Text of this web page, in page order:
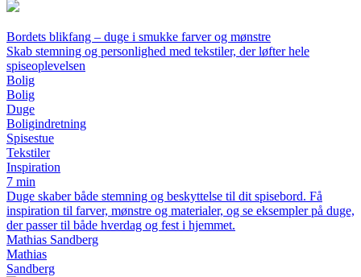
Bordets blikfang – duge i smukke farver og mønstre
Skab stemning og personlighed med tekstiler, der løfter hele
spiseoplevelsen
Bolig
Bolig
Duge
Boligindretning
Spisestue
Tekstiler
Inspiration
7 min
Duge skaber både stemning og beskyttelse til dit spisebord. Få
inspiration til farver, mønstre og materialer, og se eksempler på duge,
der passer til både hverdag og fest i hjemmet.
Mathias Sandberg
Mathias
Sandberg